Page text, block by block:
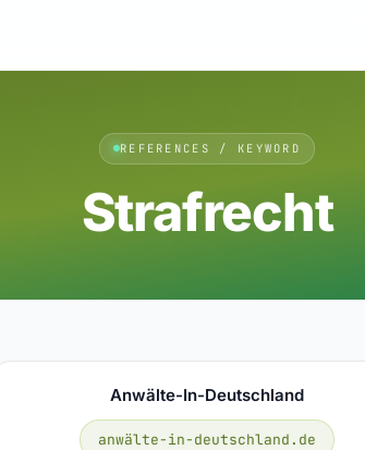
REFERENCES / KEYWORD
Strafrecht
Anwälte-In-Deutschland
anwälte-in-deutschland.de